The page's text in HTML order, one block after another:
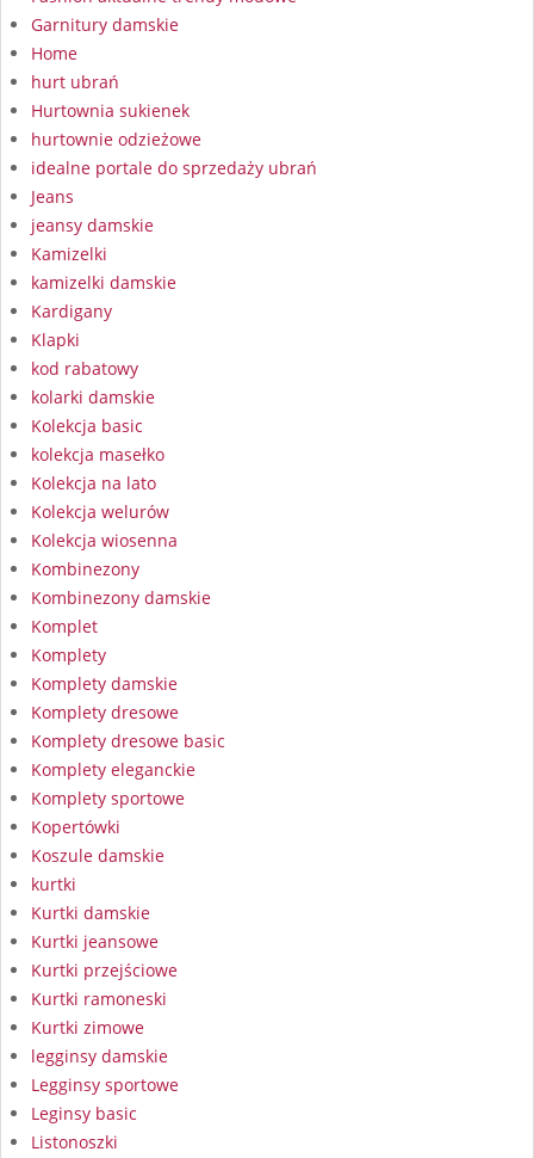
Garnitury damskie
Home
hurt ubrań
Hurtownia sukienek
hurtownie odzieżowe
idealne portale do sprzedaży ubrań
Jeans
jeansy damskie
Kamizelki
kamizelki damskie
Kardigany
Klapki
kod rabatowy
kolarki damskie
Kolekcja basic
kolekcja masełko
Kolekcja na lato
Kolekcja welurów
Kolekcja wiosenna
Kombinezony
Kombinezony damskie
Komplet
Komplety
Komplety damskie
Komplety dresowe
Komplety dresowe basic
Komplety eleganckie
Komplety sportowe
Kopertówki
Koszule damskie
kurtki
Kurtki damskie
Kurtki jeansowe
Kurtki przejściowe
Kurtki ramoneski
Kurtki zimowe
legginsy damskie
Legginsy sportowe
Leginsy basic
Listonoszki